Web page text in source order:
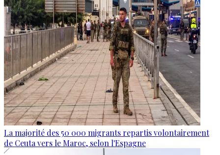
La majorité des 50 000 migrants repartis volontairement
de Ceuta vers le Maroc, selon l'Espagne